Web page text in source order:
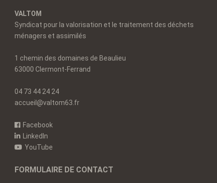
VALTOM
Syndicat pour la valorisation et le traitement des déchets
ménagers et assimilés
1 chemin des domaines de Beaulieu
63000 Clermont-Ferrand
04 73 44 24 24
accueil@valtom63.fr
Facebook
LinkedIn
YouTube
FORMULAIRE DE CONTACT